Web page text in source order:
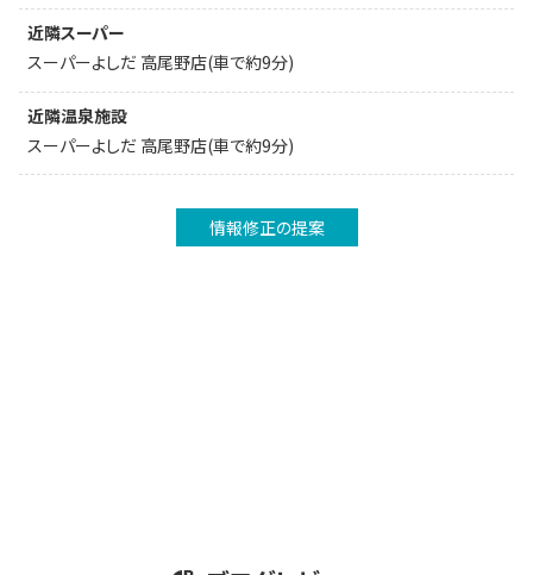
近隣スーパー
スーパーよしだ 高尾野店(車で約9分)
近隣温泉施設
スーパーよしだ 高尾野店(車で約9分)
情報修正の提案